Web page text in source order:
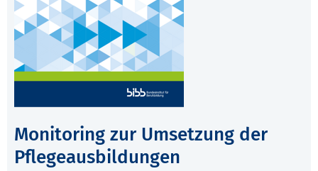
Monitoring zur Umsetzung der
Pflegeausbildungen